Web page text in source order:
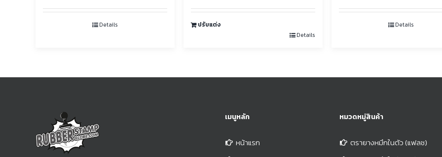
Details
ปรับแต่ง
Details
Details
เมนูหลัก
หน้าแรก
หมวดหมู่สินค้า
ตรายางหมึกในตัว (แฟลช)